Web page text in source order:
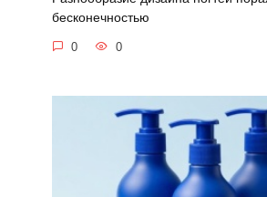
бесконечностью
0 0